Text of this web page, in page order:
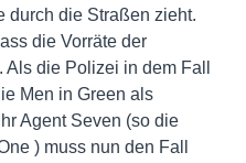
durch die Straßen zieht.
die Vorräte der
die Polizei in dem Fall
Men in Green als
Agent Seven (so die
) muss nun den Fall